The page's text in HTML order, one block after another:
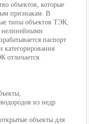
объектов, которые
признакам. В
типы объектов ТЭК,
паспорт
категорирования
отличается.
из недр
объекты для